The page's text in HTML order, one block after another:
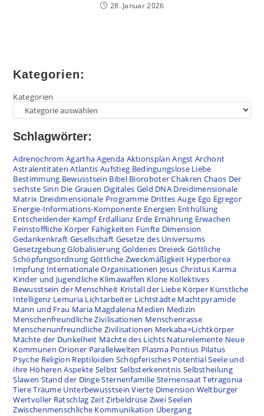
28. Januar 2026
Kategorien:
Kategorien
Schlagwörter:
Adrenochrom AgarthaAgenda Aktionsplan Angst Archont
Astralentitäten Atlantis Aufstieg Bedingungslose Liebe
Bestimmung Bewusstsein Bibel BioroboterChakren Chaos Der
sechste Sinn Die Grauen Digitales Geld DNA Dreidimensionale
Matrix Dreidimensionale Programme Drittes Auge Ego Egregor
Energie-Informations-Komponente Energien Enthüllung
Entscheidender Kampf Erdallianz Erde Ernährung Erwachen
Feinstoffliche Körper Fähigkeiten Fünfte Dimension
Gedankenkraft Gesellschaft Gesetze des Universums
GesetzgebungGlobalisierung Goldenes Dreieck Göttliche
Schöpfungsordnung Göttliche Zweckmäßigkeit Hyperborea
Impfung Internationale Organisationen Jesus Christus Karma
Kinder und Jugendliche Klimawaffen Klone Kollektives
Bewusstsein der Menschheit Kristall der Liebe Körper Künstliche
Intelligenz Lemuria Lichtarbeiter Lichtstädte Machtpyramide
Mann und Frau Maria Magdalena Medien Medizin
Menschenfreundliche Zivilisationen Menschenrasse
Menschenunfreundliche Zivilisationen Merkaba=Lichtkörper
Mächte der Dunkelheit Mächte des Lichts Naturelemente Neue
Kommunen Orioner Parallelwelten Plasma Pontius Pilatus
Psyche Religion Reptiloiden Schöpferisches PotentialSeele und
ihre Höheren Aspekte Selbst Selbsterkenntnis Selbstheilung
Slawen Stand der DingeSternenfamilie SternensaatTetragonia
TiereTräume Unterbewusstsein Vierte Dimension Weltbürger
Wertvoller Ratschlag ZeitZirbeldrüse Zwei Seelen
Zwischenmenschliche Kommunikation Übergang